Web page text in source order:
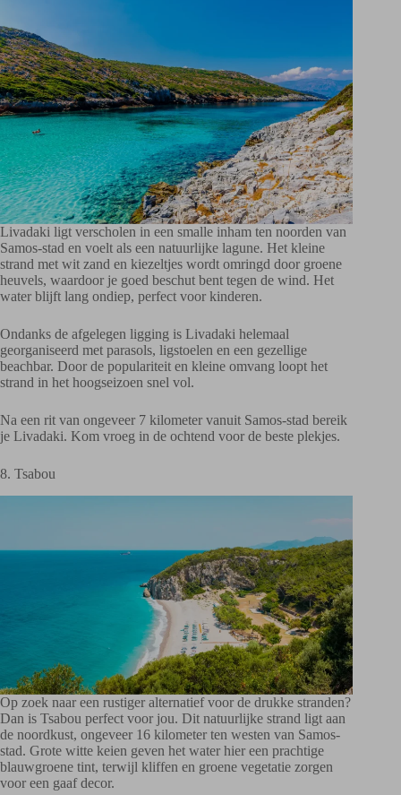
Livadaki ligt verscholen in een smalle inham ten noorden van
Samos-stad en voelt als een natuurlijke lagune. Het kleine
strand met wit zand en kiezeltjes wordt omringd door groene
heuvels, waardoor je goed beschut bent tegen de wind. Het
water blijft lang ondiep, perfect voor kinderen.
Ondanks de afgelegen ligging is Livadaki helemaal
georganiseerd met parasols, ligstoelen en een gezellige
beachbar. Door de populariteit en kleine omvang loopt het
strand in het hoogseizoen snel vol.
Na een rit van ongeveer 7 kilometer vanuit Samos-stad bereik
je Livadaki. Kom vroeg in de ochtend voor de beste plekjes.
8. Tsabou
Op zoek naar een rustiger alternatief voor de drukke stranden?
Dan is Tsabou perfect voor jou. Dit natuurlijke strand ligt aan
de noordkust, ongeveer 16 kilometer ten westen van Samos-
stad. Grote witte keien geven het water hier een prachtige
blauwgroene tint, terwijl kliffen en groene vegetatie zorgen
voor een gaaf decor.